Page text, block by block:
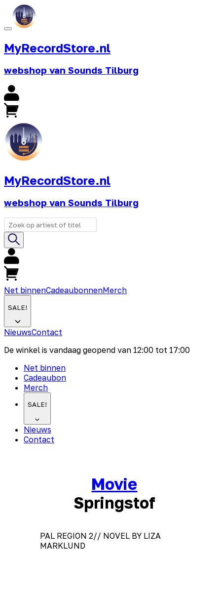
MyRecordStore.nl
webshop van Sounds Tilburg
MyRecordStore.nl
webshop van Sounds Tilburg
Net binnenCadeaubonnenMerch
SALE!
NieuwsContact
De winkel is vandaag geopend van 12:00 tot 17:00
Net binnen
Cadeaubon
Merch
SALE!
Nieuws
Contact
Movie
Springstof
PAL REGION 2// NOVEL BY LIZA
MARKLUND